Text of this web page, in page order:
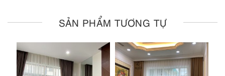
SẢN PHẨM TƯƠNG TỰ